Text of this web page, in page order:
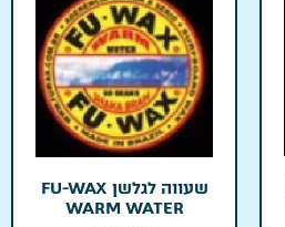
שעווה לגלשן FU-WAX
WARM WATER